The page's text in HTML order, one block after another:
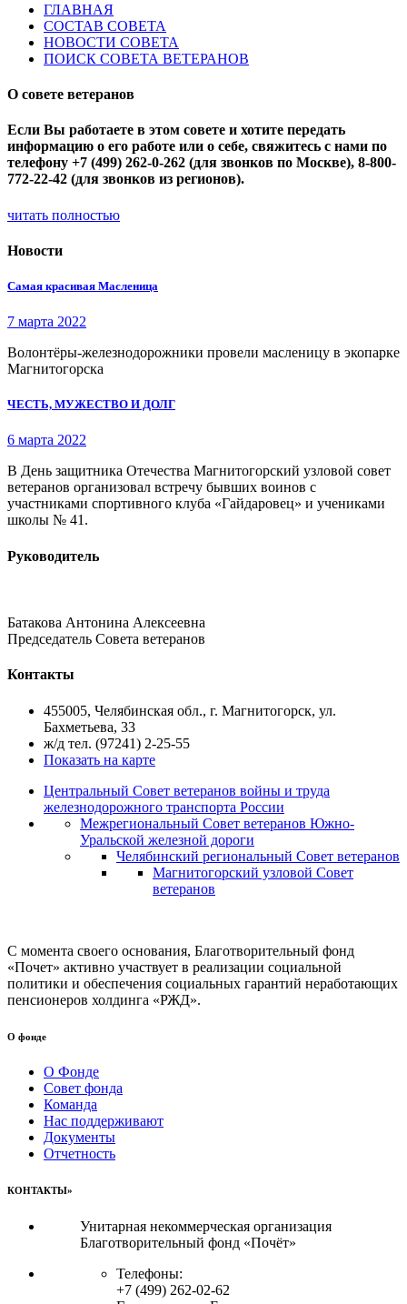
ГЛАВНАЯ
СОСТАВ СОВЕТА
НОВОСТИ СОВЕТА
ПОИСК СОВЕТА ВЕТЕРАНОВ
О совете ветеранов
Если Вы работаете в этом совете и хотите передать
информацию о его работе или о себе, свяжитесь с нами по
телефону +7 (499) 262-0-262 (для звонков по Москве), 8-800-
772-22-42 (для звонков из регионов).
читать полностью
Новости
Самая красивая Масленица
7 марта 2022
Волонтёры-железнодорожники провели масленицу в экопарке
Магнитогорска
ЧЕСТЬ, МУЖЕСТВО И ДОЛГ
6 марта 2022
В День защитника Отечества Магнитогорский узловой совет
ветеранов организовал встречу бывших воинов с
участниками спортивного клуба «Гайдаровец» и учениками
школы № 41.
Руководитель
Батакова Антонина Алексеевна
Председатель Совета ветеранов
Контакты
455005, Челябинская обл., г. Магнитогорск, ул.
Бахметьева, 33
ж/д тел. (97241) 2-25-55
Показать на карте
Центральный Совет ветеранов войны и труда
железнодорожного транспорта России
Межрегиональный Совет ветеранов Южно-
Уральской железной дороги
Челябинский региональный Совет ветеранов
Магнитогорский узловой Совет
ветеранов
С момента своего основания, Благотворительный фонд
«Почет» активно участвует в реализации социальной
политики и обеспечения социальных гарантий неработающих
пенсионеров холдинга «РЖД».
О фонде
О Фонде
Совет фонда
Команда
Нас поддерживают
Документы
Отчетность
КОНТАКТЫ»
Унитарная некоммерческая организация
Благотворительный фонд «Почёт»
Телефоны:
+7 (499) 262-02-62